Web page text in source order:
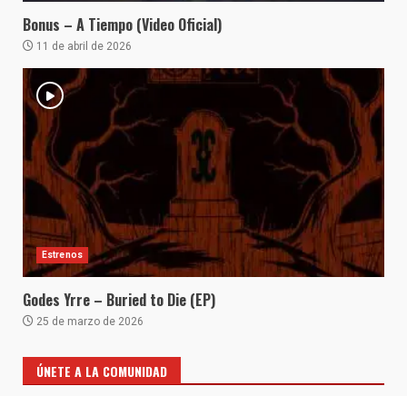
Bonus – A Tiempo (Video Oficial)
11 de abril de 2026
Estrenos
Godes Yrre – Buried to Die (EP)
25 de marzo de 2026
ÚNETE A LA COMUNIDAD